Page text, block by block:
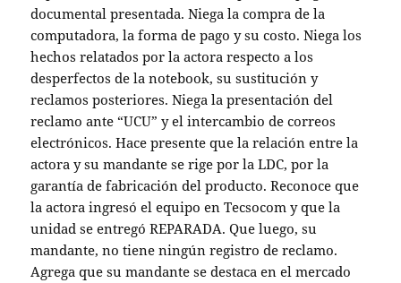
documental presentada. Niega la compra de la
computadora, la forma de pago y su costo. Niega los
hechos relatados por la actora respecto a los
desperfectos de la notebook, su sustitución y
reclamos posteriores. Niega la presentación del
reclamo ante “UCU” y el intercambio de correos
electrónicos. Hace presente que la relación entre la
actora y su mandante se rige por la LDC, por la
garantía de fabricación del producto. Reconoce que
la actora ingresó el equipo en Tecsocom y que la
unidad se entregó REPARADA. Que luego, su
mandante, no tiene ningún registro de reclamo.
Agrega que su mandante se destaca en el mercado